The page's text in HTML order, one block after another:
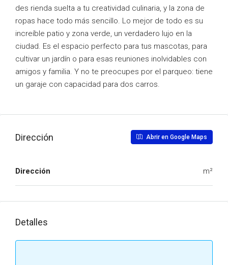
des rienda suelta a tu creatividad culinaria, y la zona de
ropas hace todo más sencillo. Lo mejor de todo es su
increíble patio y zona verde, un verdadero lujo en la
ciudad. Es el espacio perfecto para tus mascotas, para
cultivar un jardín o para esas reuniones inolvidables con
amigos y familia. Y no te preocupes por el parqueo: tiene
un garaje con capacidad para dos carros.
Dirección Abrir en Google Maps
Dirección m²
Detalles